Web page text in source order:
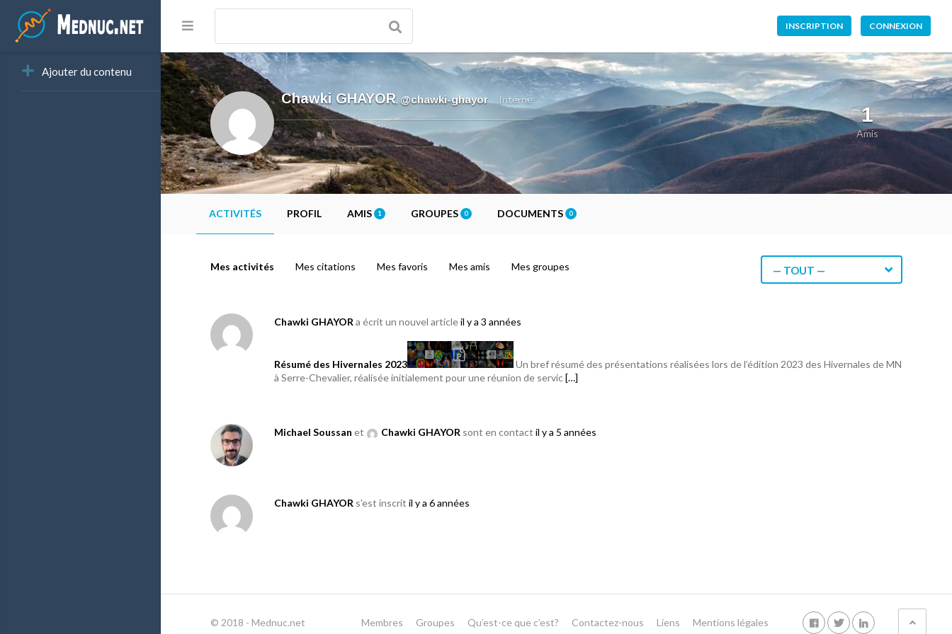
INSCRIPTION CONNEXION
Ajouter du contenu
Chawki GHAYOR, @chawki-ghayor Interne
1
Amis
ACTIVITÉS PROFIL AMIS 1 GROUPES 0 DOCUMENTS 0
Mes activités Mes citations Mes favoris Mes amis Mes groupes — TOUT —
Chawki GHAYOR a écrit un nouvel articleil y a 3 années
Résumé des Hivernales 2023
Un bref résumé des présentations réalisées lors de l’édition 2023 des Hivernales de MN
à Serre-Chevalier, réalisée initialement pour une réunion de servic[…]
Michael Soussan et Chawki GHAYOR sont en contact il y a 5 années
Chawki GHAYOR s'est inscrit il y a 6 années
© 2018 - Mednuc.net Membres Groupes Qu’est-ce que c’est? Contactez-nous Liens Mentions légales